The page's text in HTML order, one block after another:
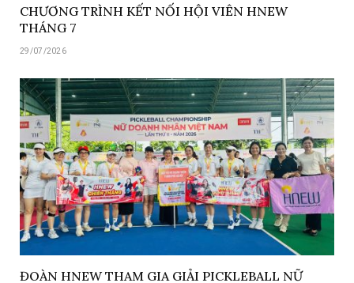
CHƯƠNG TRÌNH KẾT NỐI HỘI VIÊN HNEW
THÁNG 7
29/07/2026
ĐOÀN HNEW THAM GIA GIẢI PICKLEBALL NỮ